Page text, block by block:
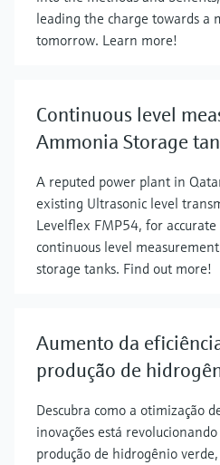
leading the charge towards a
tomorrow. Learn more!
Continuous level
Ammonia Storage
A reputed power plant in
existing Ultrasonic level
Levelflex FMP54, for
continuous level
storage tanks. Find out more!
Aumento da
produção de
Descubra como a otimização
inovações está
produção de hidrogênio